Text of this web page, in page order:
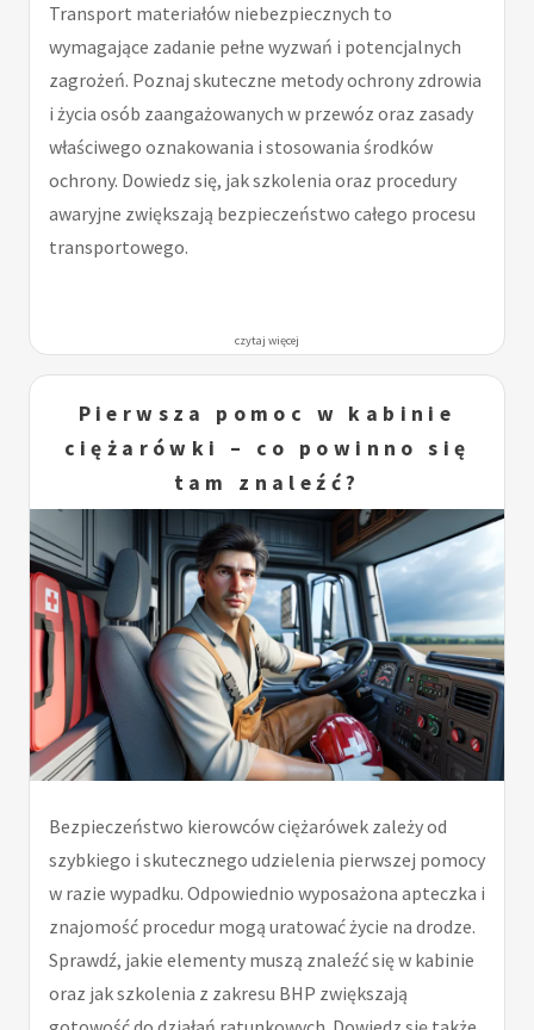
Transport materiałów niebezpiecznych to
wymagające zadanie pełne wyzwań i potencjalnych
zagrożeń. Poznaj skuteczne metody ochrony zdrowia
i życia osób zaangażowanych w przewóz oraz zasady
właściwego oznakowania i stosowania środków
ochrony. Dowiedz się, jak szkolenia oraz procedury
awaryjne zwiększają bezpieczeństwo całego procesu
transportowego.
czytaj więcej
Pierwsza pomoc w kabinie
ciężarówki – co powinno się
tam znaleźć?
Bezpieczeństwo kierowców ciężarówek zależy od
szybkiego i skutecznego udzielenia pierwszej pomocy
w razie wypadku. Odpowiednio wyposażona apteczka i
znajomość procedur mogą uratować życie na drodze.
Sprawdź, jakie elementy muszą znaleźć się w kabinie
oraz jak szkolenia z zakresu BHP zwiększają